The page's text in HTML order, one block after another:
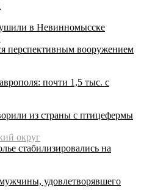
в Невинномысске
перспективным вооружением
почти 1,5 тыс. с
из страны с птицефермы
округ
стабилизировались на
удовлетворявшего